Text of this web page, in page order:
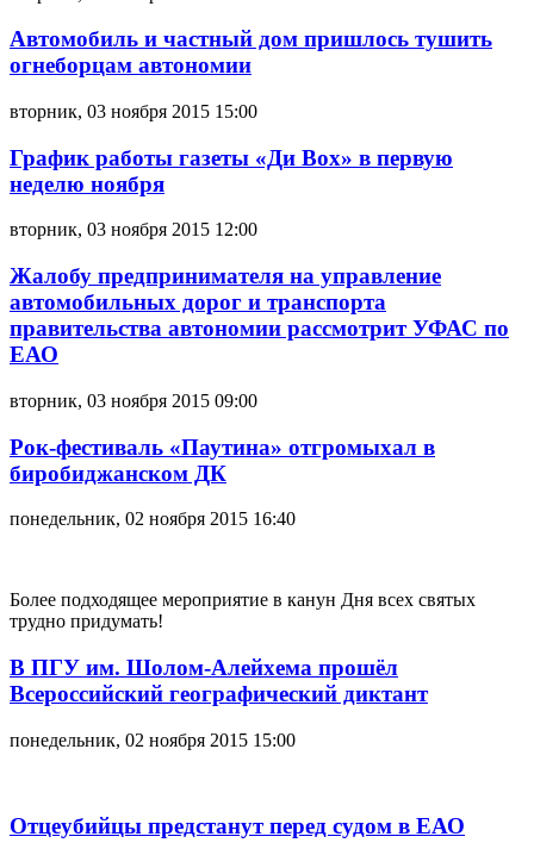
Автомобиль и частный дом пришлось тушить
огнеборцам автономии
вторник, 03 ноября 2015 15:00
График работы газеты «Ди Вох» в первую
неделю ноября
вторник, 03 ноября 2015 12:00
Жалобу предпринимателя на управление
автомобильных дорог и транспорта
правительства автономии рассмотрит УФАС по
ЕАО
вторник, 03 ноября 2015 09:00
Рок-фестиваль «Паутина» отгромыхал в
биробиджанском ДК
понедельник, 02 ноября 2015 16:40
Более подходящее мероприятие в канун Дня всех святых
трудно придумать!
В ПГУ им. Шолом-Алейхема прошёл
Всероссийский географический диктант
понедельник, 02 ноября 2015 15:00
Отцеубийцы предстанут перед судом в ЕАО